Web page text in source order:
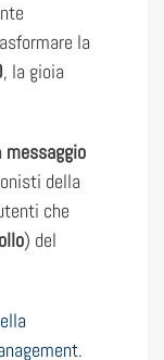
la
, la gioia
messaggio
della
che
) del
.